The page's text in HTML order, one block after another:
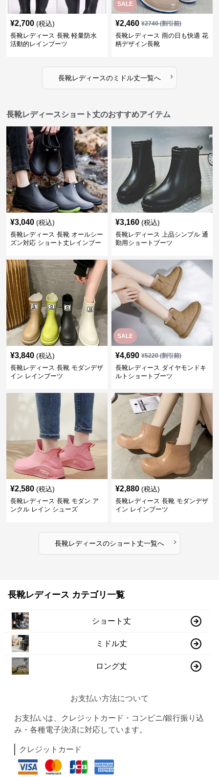
¥2,700 (税込)
長靴レディース 長靴 軽量防水
活動的レインブーツ
SALE
¥2,460 ¥2740(割引前)
長靴レディース 雨の日も快適 花
柄デザイン長靴
長靴レディースのミドル丈一覧へ ›
長靴レディースショート丈のおすすめアイテム
¥3,040 (税込)
長靴レディース 長靴 オールシー
ズン対応 ショート丈レインブー
¥3,160 (税込)
長靴レディース 上品シンプル 通
勤用ショートブーツ
¥3,840 (税込)
長靴レディース 長靴 モダンデザ
イン レインブーツ
SALE
¥4,690 ¥5220(割引前)
長靴レディース ダイヤモンドキ
ルトショートブーツ
¥2,580 (税込)
長靴レディース 長靴 モダン ア
ンクル レイン シューズ
¥2,880 (税込)
長靴レディース 長靴 モダンデザ
イン レインブーツ
長靴レディースのショート丈一覧へ ›
長靴レディース カテゴリ一覧
ショート丈
ミドル丈
ロング丈
お支払い方法について
お支払いは、クレジットカード・コンビニ/銀行振り込
み・各種電子決済に対応しています。
クレジットカード